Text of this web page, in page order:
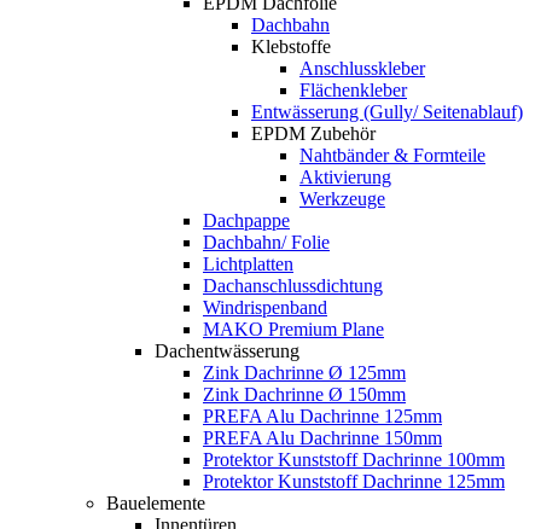
Dachbahn
Klebstoffe
Anschlusskleber
Flächenkleber
Entwässerung (Gully/ Seitenablauf)
EPDM Zubehör
Nahtbänder & Formteile
Aktivierung
Werkzeuge
Dachpappe
Dachbahn/ Folie
Lichtplatten
Dachanschlussdichtung
Windrispenband
MAKO Premium Plane
Dachentwässerung
Zink Dachrinne Ø 125mm
Zink Dachrinne Ø 150mm
PREFA Alu Dachrinne 125mm
PREFA Alu Dachrinne 150mm
Protektor Kunststoff Dachrinne 100mm
Protektor Kunststoff Dachrinne 125mm
Bauelemente
Innentüren